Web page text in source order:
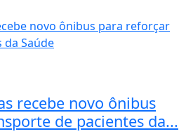
recebe novo ônibus
de pacientes da...